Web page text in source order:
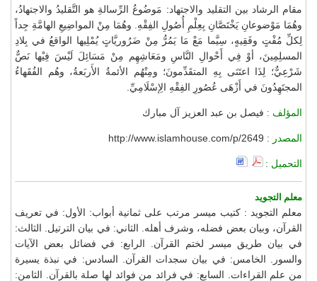
مقام الرشاد بين التقليد والاجتهاد: مَوضُوعُ الرِّسالةِ هو التَّقليدُ والاجتهادُ،
وهُمَا مَوْضوعانِ يَخْتَصَّانِ بِعِلْمِ أُصُولِ الفِقْهِ. وهُمَا مِنْ المواضِيعِ الهامَّةِ جِداً
لِكلِّ مُفْتٍ وفَقِيهٍ، سِيَّما مَعْ مَا يَمُرُّ مِنْ ضَرُوريَّاتٍ يُمْلِيها الواقعُ في بِلادِ
المسلِمِينَ، أوْ فِي أَحْوالِ النَّاسِ ومَعَاشِهِم مِنْ مَسَائِلَ لَيْسَ فِيْها نَصٌّ
شَرْعِيٌّ؛ لِذَا اعتَنَى بِهِ المتقَدِّمونَ؛ ومِنْهُم الأئمةُ الأَربَعةُ، وهُم الفُقَهاءُ
المجتَهِدُونَ في أَزْهَى عُصُورِ الفِقْهِ الِإسْلَامِيِّ.
المؤلف : فيصل بن عبد العزيز آل مبارك
المصدر : http://www.islamhouse.com/p/2649
التحميل :
معلم التجويد
معلم التجويد : كتيب ميسر مرتب على ثمانية أبواب: الأول: في تعريف
القرآن، وبيان بعض فضله، وشرف أهله. الثاني: في بيان الترتيل. الثالث:
في بيان طريق ميسر لختم القرآن. الرابع: في فضائل بعض الآيات
والسور. الخامس: في بيان سجدات القرآن. السادس: في نبذة يسيرة
من علم القراءات. السابع: في فرائد من فوائد لها صلة بالقرآن. الثامن: